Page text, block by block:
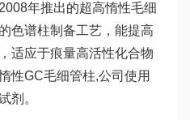
年推出的超高惰性毛细
色谱柱制备工艺，能提高
适应于痕量高活性化合物
性GC毛细管柱,公司使用
剂。